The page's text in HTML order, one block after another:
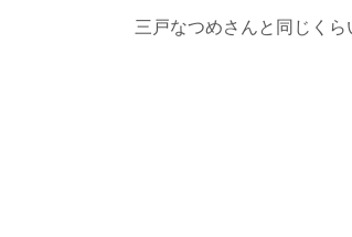
三戸なつめさんと同じくら